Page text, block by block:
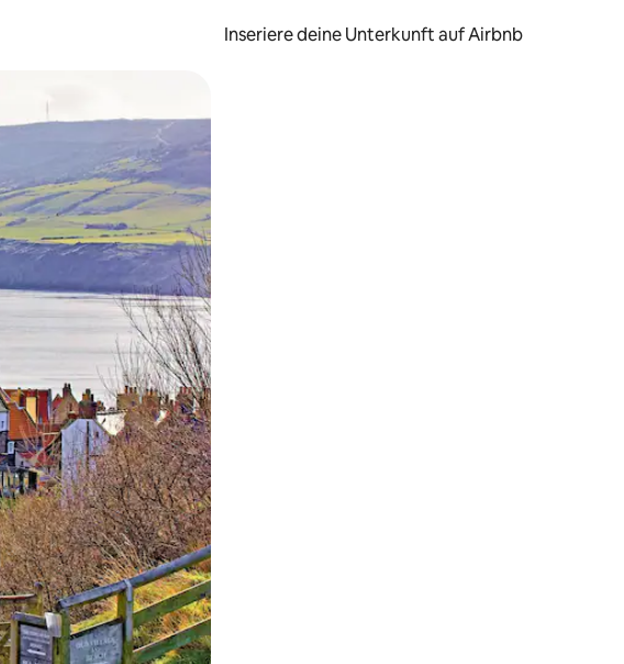
Inseriere deine Unterkunft auf Airbnb
durch Berühren oder Wischgesten.